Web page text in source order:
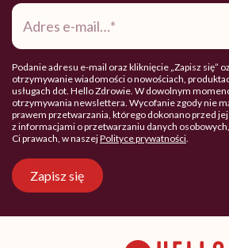
Adres
mail*
Podanie adresu e-mail oraz kliknięcie „Zapisz się”
otrzymywanie wiadomości o nowościach,
usługach dot. Hello Zdrowie. W dowolnym
otrzymywania newslettera. Wycofanie zgody nie
prawem przetwarzania, którego dokonano przed
z informacjami o przetwarzaniu danych
Ci prawach, w naszejPolityce prywatności.
Zapisz się